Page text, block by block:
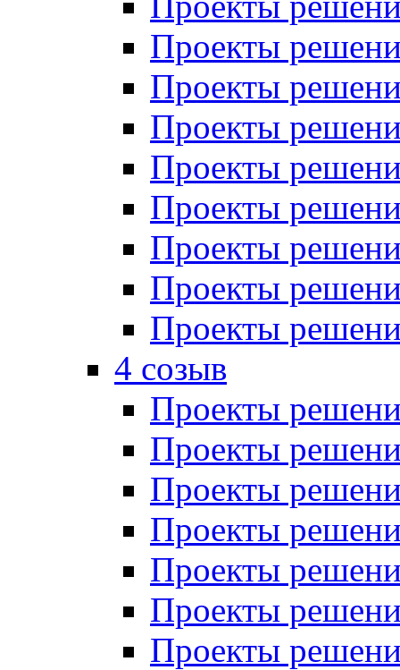
Проекты
Проекты
Проекты
Проекты
Проекты
Проекты
Проекты
Проекты
4 созыв
Проекты
Проекты
Проекты
Проекты
Проекты
Проекты
Проекты